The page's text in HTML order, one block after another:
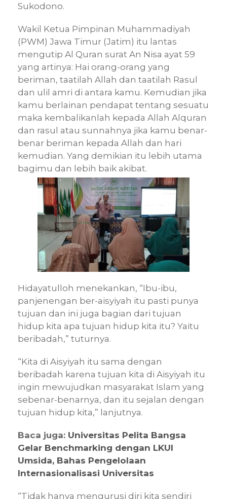
Sukodono.
Wakil Ketua Pimpinan Muhammadiyah
(PWM) Jawa Timur (Jatim) itu lantas
mengutip Al Quran surat An Nisa ayat 59
yang artinya: Hai orang-orang yang
beriman, taatilah Allah dan taatilah Rasul
dan ulil amri di antara kamu. Kemudian jika
kamu berlainan pendapat tentang sesuatu
maka kembalikanlah kepada Allah Alquran
dan rasul atau sunnahnya jika kamu benar-
benar beriman kepada Allah dan hari
kemudian. Yang demikian itu lebih utama
bagimu dan lebih baik akibat.
Hidayatulloh menekankan, “Ibu-ibu,
panjenengan ber-aisyiyah itu pasti punya
tujuan dan ini juga bagian dari tujuan
hidup kita apa tujuan hidup kita itu? Yaitu
beribadah,” tuturnya.
“Kita di Aisyiyah itu sama dengan
beribadah karena tujuan kita di Aisyiyah itu
ingin mewujudkan masyarakat Islam yang
sebenar-benarnya, dan itu sejalan dengan
tujuan hidup kita,” lanjutnya.
Baca juga: Universitas Pelita Bangsa
Gelar Benchmarking dengan LKUI
Umsida, Bahas Pengelolaan
Internasionalisasi Universitas
“Tidak hanya mengurusi diri kita sendiri